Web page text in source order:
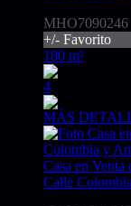
MHO7090246
+/- Favorito
180 m²
4
MÁS
Casa en
Calle